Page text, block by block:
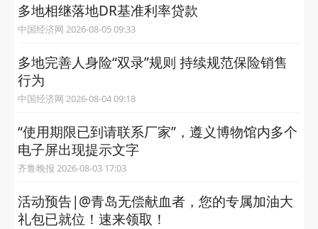
多地相继落地DR基准利率贷款
中国经济网 2026-08-05 09:33
多地完善人身险“双录”规则 持续规范保险销售
行为
中国经济网 2026-08-04 09:18
“使用期限已到请联系厂家”，遵义博物馆内多个
电子屏出现提示文字
齐鲁晚报 2026-08-03 17:03
活动预告|@青岛无偿献血者，您的专属加油大
礼包已就位！速来领取！